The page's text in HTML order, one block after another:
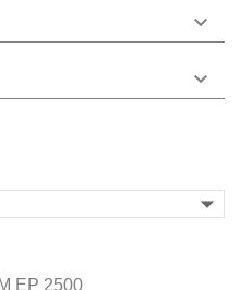



EP 2500